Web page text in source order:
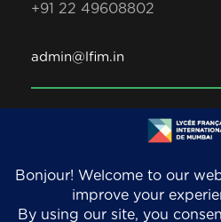
+91 22 49608802
admin@lfim.in